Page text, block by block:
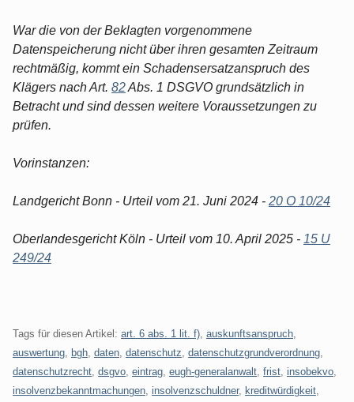
War die von der Beklagten vorgenommene
Datenspeicherung nicht über ihren gesamten Zeitraum
rechtmäßig, kommt ein Schadensersatzanspruch des
Klägers nach Art. 82Abs. 1 DSGVO grundsätzlich in
Betracht und sind dessen weitere Voraussetzungen zu
prüfen.
Vorinstanzen:
Landgericht Bonn - Urteil vom 21. Juni 2024 - 20 O 10/24
Oberlandesgericht Köln - Urteil vom 10. April 2025 - 15 U
249/24
Tags für diesen Artikel: art. 6 abs. 1 lit. f) auskunftsanspruch
auswertung
bgh daten datenschutz datenschutzgrundverordnung
datenschutzrecht dsgvo eintrag eugh-generalanwalt frist insobekvo
insolvenzbekanntmachungen insolvenzschuldner, kreditwürdigkeit